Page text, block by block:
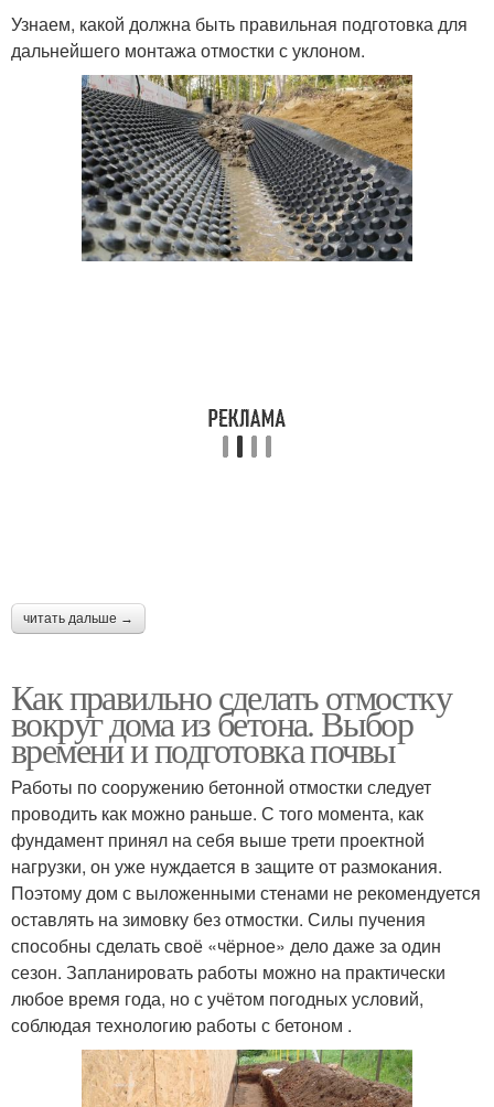
Узнаем, какой должна быть правильная подготовка для
дальнейшего монтажа отмостки с уклоном.
читать дальше →
Как правильно сделать отмостку
вокруг дома из бетона. Выбор
времени и подготовка почвы
Работы по сооружению бетонной отмостки следует
проводить как можно раньше. С того момента, как
фундамент принял на себя выше трети проектной
нагрузки, он уже нуждается в защите от размокания.
Поэтому дом с выложенными стенами не рекомендуется
оставлять на зимовку без отмостки. Силы пучения
способны сделать своё «чёрное» дело даже за один
сезон. Запланировать работы можно на практически
любое время года, но с учётом погодных условий,
соблюдая технологию работы с бетоном .